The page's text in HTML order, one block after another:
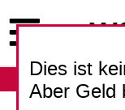
zum
Inhalt
Dies ist
Aber Geld